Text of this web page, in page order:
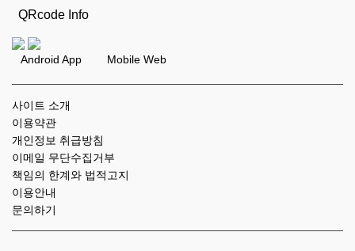
QRcode Info
Android App Mobile Web
사이트 소개
이용약관
개인정보 취급방침
이메일 무단수집거부
책임의 한계와 법적고지
이용안내
문의하기